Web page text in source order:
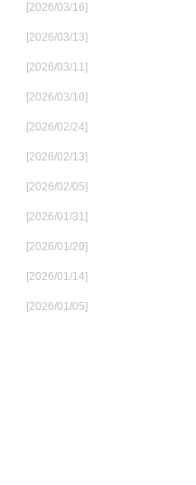
[2026/03/16]
[2026/03/13]
[2026/03/11]
[2026/03/10]
[2026/02/24]
[2026/02/13]
[2026/02/05]
[2026/01/31]
[2026/01/20]
[2026/01/14]
[2026/01/05]